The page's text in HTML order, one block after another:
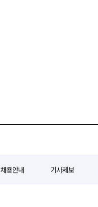
채용안내 기사제보